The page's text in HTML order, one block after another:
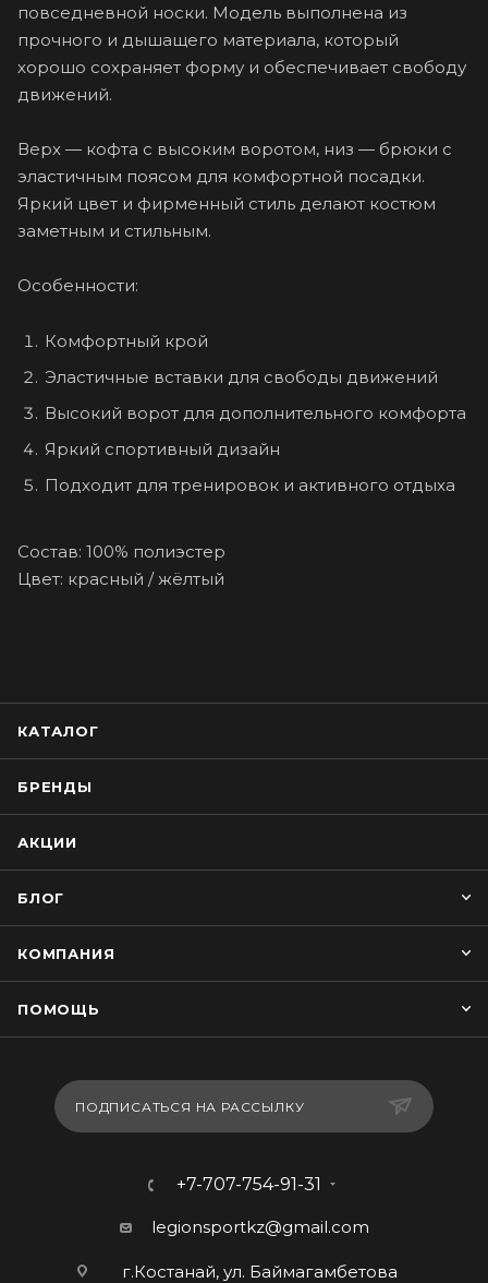
повседневной носки. Модель выполнена из
прочного и дышащего материала, который
хорошо сохраняет форму и обеспечивает свободу
движений.
Верх — кофта с высоким воротом, низ — брюки с
эластичным поясом для комфортной посадки.
Яркий цвет и фирменный стиль делают костюм
заметным и стильным.
Особенности:
Комфортный крой
Эластичные вставки для свободы движений
Высокий ворот для дополнительного комфорта
Яркий спортивный дизайн
Подходит для тренировок и активного отдыха
Состав: 100% полиэстер
Цвет: красный / жёлтый
КАТАЛОГ
БРЕНДЫ
АКЦИИ
БЛОГ
КОМПАНИЯ
ПОМОЩЬ
ПОДПИСАТЬСЯ НА РАССЫЛКУ
+7-707-754-91-31
legionsportkz@gmail.com
г.Костанай, ул. Баймагамбетова